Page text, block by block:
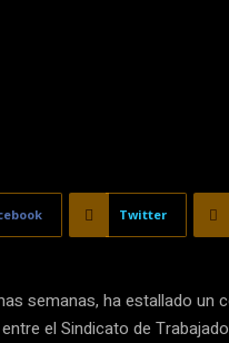
Twitter
semanas, ha estallado un
el Sindicato de